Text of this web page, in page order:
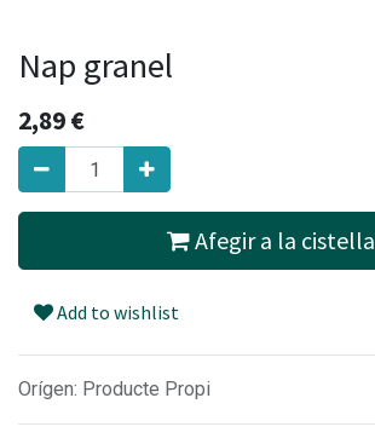
Nap granel
2,89€
Afegir a la cistella
Add to wishlist
Orígen: Producte Propi